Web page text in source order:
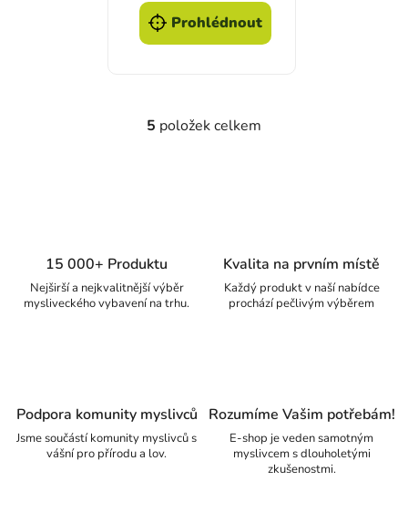
Prohlédnout
Ovládací prvky výpisu
5 položek celkem
15 000+ Produktu
Nejširší a nejkvalitnější výběr
mysliveckého vybavení na trhu.
Kvalita na prvním místě
Každý produkt v naší nabídce
prochází pečlivým výběrem
Podpora komunity myslivců
Jsme součástí komunity myslivců s
vášní pro přírodu a lov.
Rozumíme Vašim potřebám!
E-shop je veden samotným
myslivcem s dlouholetými
zkušenostmi.